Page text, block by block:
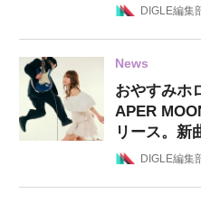
DIGLE編集
News
おやすみホ
APER
リース。新
DIGLE編集